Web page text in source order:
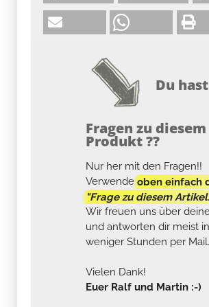
Du
Fragen zu diesem
Produkt ??
Nur her mit den Fragen!!
Verwendeoben einfach
"Frage zu diesem
Wir freuen uns über
und antworten dir meist
weniger Stunden per
Vielen Dank!
Euer Ralf und Martin :-)